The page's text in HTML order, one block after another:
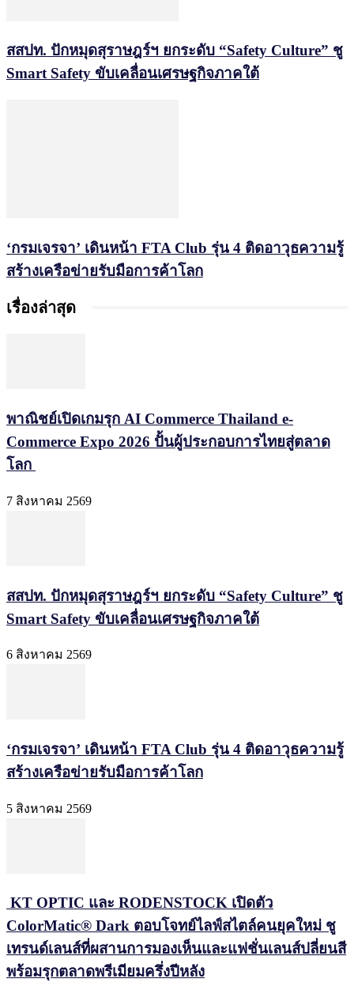
สสปท. ปักหมุดสุราษฎร์ฯ ยกระดับ “Safety Culture” ชู
Smart Safety ขับเคลื่อนเศรษฐกิจภาคใต้
‘กรมเจรจา’ เดินหน้า FTA Club รุ่น 4 ติดอาวุธความรู้
สร้างเครือข่ายรับมือการค้าโลก
เรื่องล่าสุด
พาณิชย์เปิดเกมรุก AI Commerce Thailand e-
Commerce Expo 2026 ปั้นผู้ประกอบการไทยสู่ตลาด
โลก
7 สิงหาคม 2569
สสปท. ปักหมุดสุราษฎร์ฯ ยกระดับ “Safety Culture” ชู
Smart Safety ขับเคลื่อนเศรษฐกิจภาคใต้
6 สิงหาคม 2569
‘กรมเจรจา’ เดินหน้า FTA Club รุ่น 4 ติดอาวุธความรู้
สร้างเครือข่ายรับมือการค้าโลก
5 สิงหาคม 2569
KT OPTIC และ RODENSTOCK เปิดตัว
ColorMatic® Dark ตอบโจทย์ไลฟ์สไตล์คนยุคใหม่ ชู
เทรนด์เลนส์ที่ผสานการมองเห็นและแฟชั่นเลนส์ปลี่ยนสี
พร้อมรุกตลาดพรีเมียมครึ่งปีหลัง